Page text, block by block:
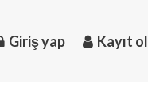
Giriş yap Kayıt ol